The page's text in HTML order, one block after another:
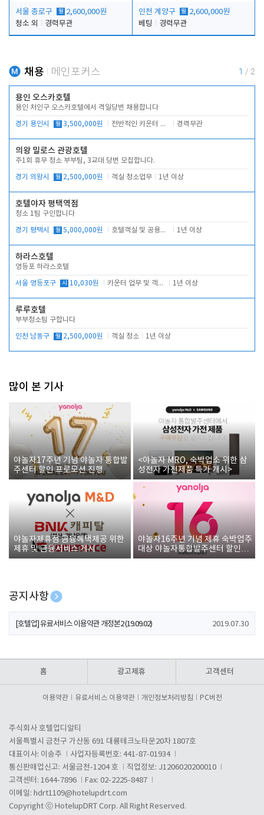
서울 종로구 월 2,600,000원
청소 외
경력무관
인천 계양구 월 2,600,000원
베팅
경력무관
채용 메인포커스 1 / 2
용인 오스카호텔
용인 처인구 오스카호텔에서 격일당번 채용합니다
경기 용인시 월 3,500,000원 전반적인 카운터 업무 경력무관
의왕 밀로스 관광호텔
주1회 휴무 청소 부부팀, 3교대 당번 모집합니다.
경기 의왕시 월 2,500,000원 객실 청소업무 1년 이상
호텔야자 평택역점
청소 1팀 구인합니다
경기 평택시 월 5,000,000원 호텔객실 및 공용시설 청소 관리 1년 이상
하라스호텔
영등포 하라스호텔
서울 영등포구 시 10,030원 카운터 업무 및 객실관리(청소상태 확인, 객실판매) 1년 이상
루루호텔
부부청소팀 구합니다
인천 남동구 월 2,500,000원 객실 청소 1년 이상
많이 본 기사
야놀자17주년 기념 야놀자 통합발
주센터 할인 프로모션 진행
<야놀자 MRO, 숙박업소 위한 삼
성전자 가전제품 특가 개시>
야놀자제휴점 금융혜택제공 위한
제휴 및 금융서비스 게시
야놀자16주년 기념 제휴 숙박업주
대상 야놀자통합발주센터 할인쿠
폰 증정
공지사항
[호텔업] 개인정보 처리방침 개정본1 (19.09.02)
[호텔업] 유료서비스 이용약관 개정본2 (19.09.02) 2019.07.30
홈 광고제휴 고객센터
이용약관 유료서비스 이용약관 개인정보처리방침 PC버전
주식회사 호텔업디알티
서울특별시 금천구 가산동 691 대륭테크노타운20차 1807호
대표이사: 이송주
사업자등록번호: 441-87-01934
통신판매업신고: 서울금천-1204 호
직업정보: J1206020200010
고객센터: 1644-7896
Fax: 02-2225-8487
이메일: hdrt1109@hotelupdrt.com
Copyright ⓒ HotelupDRT Corp. All Right Reserved.